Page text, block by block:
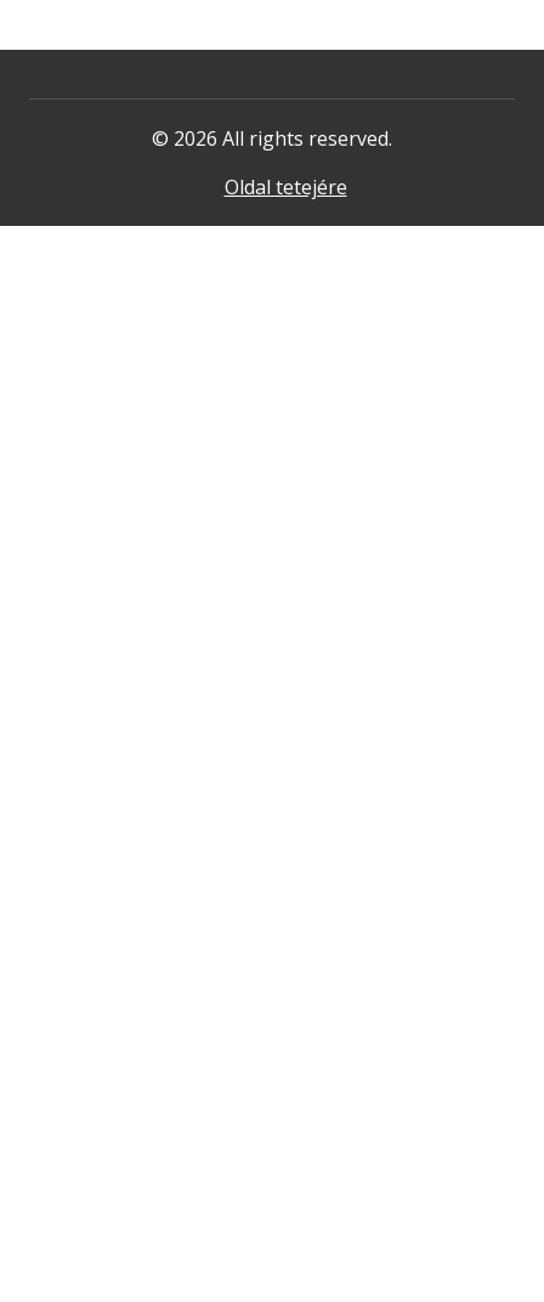
© 2026 All rights reserved.
Oldal tetejére